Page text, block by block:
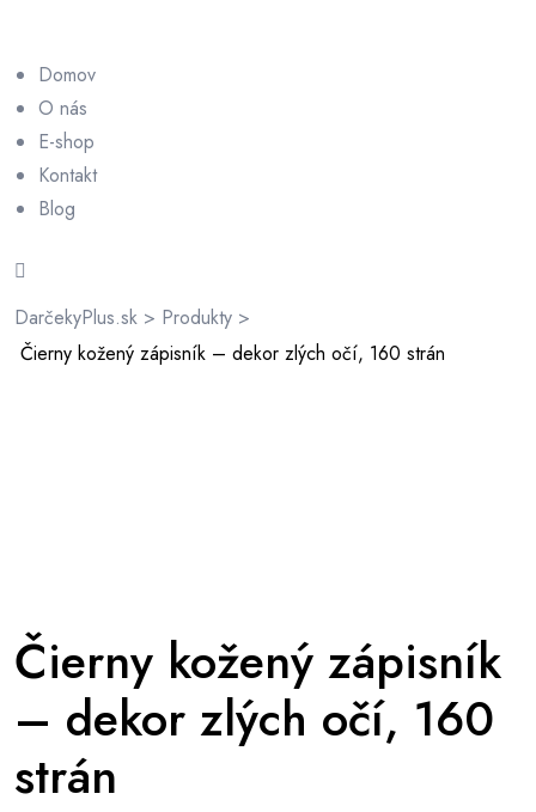
Domov
O nás
E-shop
Kontakt
Blog
DarčekyPlus.sk > Produkty >
Čierny kožený zápisník – dekor zlých očí, 160 strán
Čierny kožený zápisník
– dekor zlých očí, 160
strán